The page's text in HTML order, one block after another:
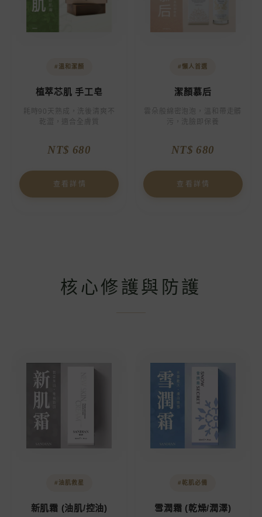
#溫和潔顏
植萃芯肌 手工皂
耗時90天熟成，洗後清爽不
乾澀，適合全膚質
NT$ 680
查看詳情
#懶人首選
潔顏慕后
雲朵般綿密泡泡，溫和帶走髒
污，洗臉即保養
NT$ 680
查看詳情
核心修護與防護
#油肌救星
新肌霜 (油肌/控油)
#乾肌必備
雪潤霜 (乾燥/潤澤)